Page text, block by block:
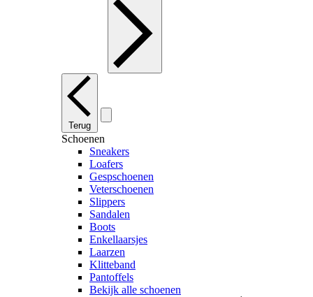
Terug
Schoenen
Sneakers
Loafers
Gespschoenen
Veterschoenen
Slippers
Sandalen
Boots
Enkellaarsjes
Laarzen
Klitteband
Pantoffels
Bekijk alle schoenen